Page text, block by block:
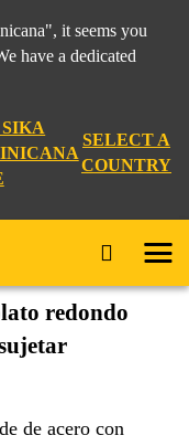
it seems you
have a dedicated
SELECT A
COUNTRY
redondo
de acero con